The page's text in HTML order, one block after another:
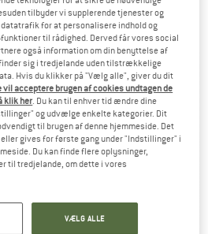
tilbyder vi supplerende tjenester og
for at personalisere indhold og
til rådighed. Derved får vores social
også information om din benyttelse af
sig i tredjelande uden tilstrækkelige
Hvis du klikker på "Vælg alle", giver du dit
vil acceptere brugen af cookies undtagen de
klik her . Du kan til enhver tid ændre dine
og udvælge enkelte kategorier. Dit
til brugen af denne hjemmeside. Det
gives for første gang under "Indstillinger" i
Du kan finde flere oplysninger,
til tredjelande, om dette i vores
VÆLG ALLE